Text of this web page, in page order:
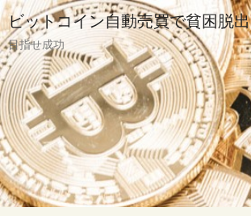
ビットコイン自動売買で貧困脱出
目指せ成功